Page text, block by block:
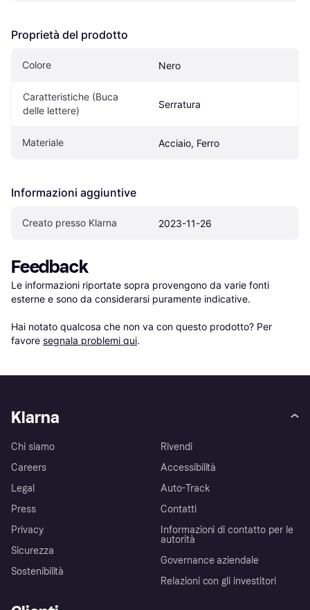
Proprietà del prodotto
Colore Nero
Caratteristiche (Buca
delle lettere)
Serratura
Materiale Acciaio, Ferro
Informazioni aggiuntive
Creato presso Klarna 2023-11-26
Feedback
Le informazioni riportate sopra provengono da varie fonti
esterne e sono da considerarsi puramente indicative.
Hai notato qualcosa che non va con questo prodotto? Per
favore segnala problemi qui.
Klarna
Chi siamo
Careers
Legal
Press
Privacy
Sicurezza
Sostenibilità
Rivendi
Accessibilità
Auto-Track
Contatti
Informazioni di contatto per le
autorità
Governance aziendale
Relazioni con gli investitori